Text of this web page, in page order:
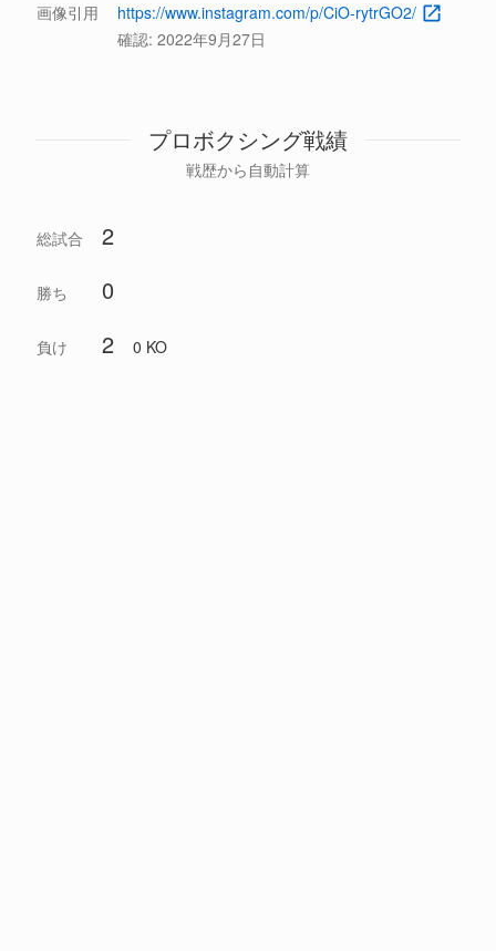
画像引用
https://www.instagram.com/p/CiO-rytrGO2/
確認: 2022年9月27日
プロボクシング戦績
戦歴から自動計算
総試合 2
勝ち 0
負け 2 0 KO